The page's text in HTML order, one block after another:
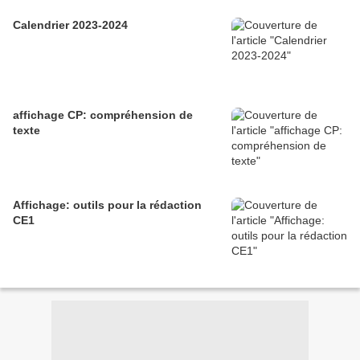
Calendrier 2023-2024
affichage CP: compréhension de
texte
Affichage: outils pour la rédaction
CE1